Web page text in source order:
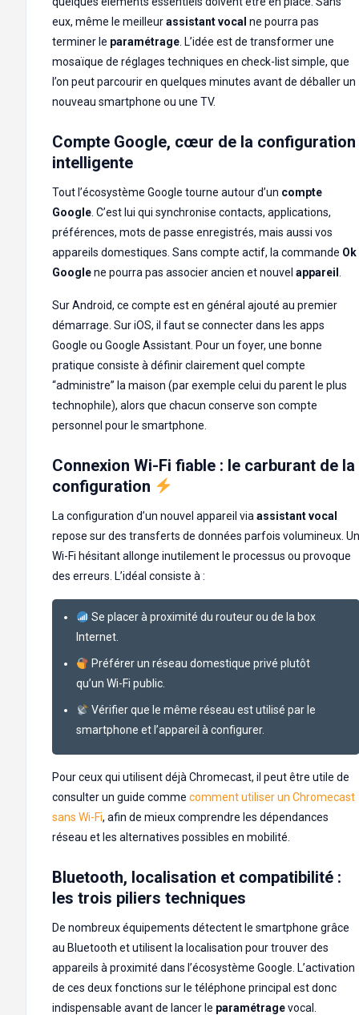
eux, même le meilleurassistant vocal ne pourra pas
terminer le paramétrage. L’idée est de transformer une
mosaïque de réglages techniques en check-list simple, que
l’on peut parcourir en quelques minutes avant de déballer un
nouveau smartphone ou une TV.
Compte Google, cœur de la configuration
intelligente
Tout l’écosystème Google tourne autour d’un compte
Google. C’est lui qui synchronise contacts, applications,
préférences, mots de passe enregistrés, mais aussi vos
appareils domestiques. Sans compte actif, la commande Ok
Googlene pourra pas associer ancien et nouvel appareil .
Sur Android, ce compte est en général ajouté au premier
démarrage. Sur iOS, il faut se connecter dans les apps
Google ou Google Assistant. Pour un foyer, une bonne
pratique consiste à définir clairement quel compte
“administre” la maison (par exemple celui du parent le plus
technophile), alors que chacun conserve son compte
personnel pour le smartphone.
Connexion Wi-Fi fiable : le carburant de la
configuration
La configuration d’un nouvel appareil viaassistant vocal
repose sur des transferts de données parfois volumineux. Un
Wi-Fi hésitant allonge inutilement le processus ou provoque
des erreurs. L’idéal consiste à :
Se placer à proximité du routeur ou de la box
Internet.
Préférer un réseau domestique privé plutôt
qu’un Wi-Fi public.
Vérifier que le même réseau est utilisé par le
smartphone et l’appareil à configurer.
Pour ceux qui utilisent déjà Chromecast, il peut être utile de
consulter un guide comme comment utiliser un Chromecast
sans Wi-Fi, afin de mieux comprendre les dépendances
réseau et les alternatives possibles en mobilité.
Bluetooth, localisation et compatibilité :
les trois piliers techniques
De nombreux équipements détectent le smartphone grâce
au Bluetooth et utilisent la localisation pour trouver des
appareils à proximité dans l’écosystème Google. L’activation
de ces deux fonctions sur le téléphone principal est donc
indispensable avant de lancer le paramétragevocal.